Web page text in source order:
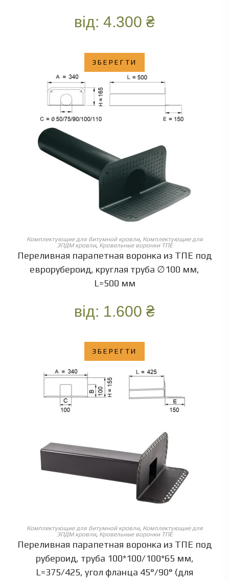
від: 4.300 ₴
ЗБЕРЕГТИ
ОБЕРІТЬ ОПЦІЇ
Комплектующие для битумной кровли, Комплектующие для
ЭПДМ кровли, Кровельные воронки ТПЕ
Переливная парапетная воронка из ТПЕ под
еврорубероид, круглая труба ∅100 мм,
L=500 мм
від: 1.600 ₴
ЗБЕРЕГТИ
ОБЕРІТЬ ОПЦІЇ
Комплектующие для битумной кровли, Комплектующие для
ЭПДМ кровли, Кровельные воронки ТПЕ
Переливная парапетная воронка из ТПЕ под
рубероид, труба 100*100/100*65 мм,
L=375/425, угол фланца 45°/90° (для